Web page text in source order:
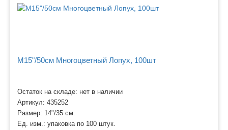
M15"/50см Многоцветный Лопух, 100шт
Остаток на складе: нет в наличии
Артикул: 435252
Размер: 14"/35 см.
Ед. изм.: упаковка по 100 штук.